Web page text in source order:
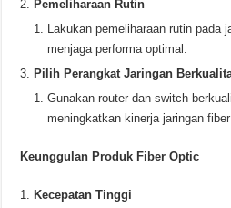
Pemeliharaan Rutin
Lakukan pemeliharaan rutin pada
menjaga performa optimal.
Pilih Perangkat Jaringan
Gunakan router dan switch
meningkatkan kinerja jaringan
Keunggulan Produk Fiber Optic
Kecepatan Tinggi